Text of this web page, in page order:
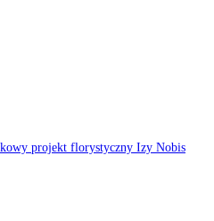
projekt florystyczny Izy Nobis